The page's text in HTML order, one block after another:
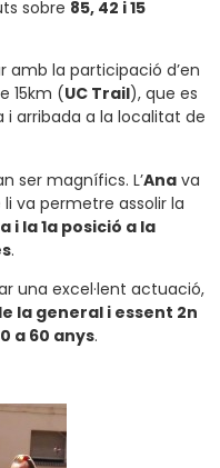
sobre 85, 42 i 15
amb la participació d’en
15km (UC Trail), que es
arribada a la localitat de
ser magnífics. L’Ana va
va permetre assolir la
i la 1a posició a la
.
una excel·lent actuació,
la general i essent 2n
a 60 anys.